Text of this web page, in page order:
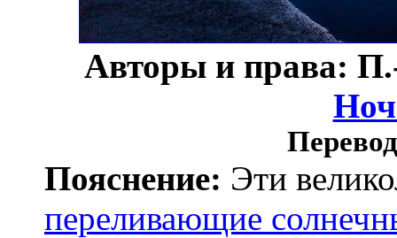
Авторы и права:
Пояснение: Эти
переливающие